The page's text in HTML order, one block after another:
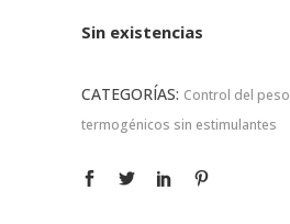
Sin existencias
CATEGORÍAS: Control del peso
termogénicos sin estimulantes